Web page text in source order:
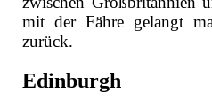
mit der Fähre gelangt
zurück.
Edinburgh